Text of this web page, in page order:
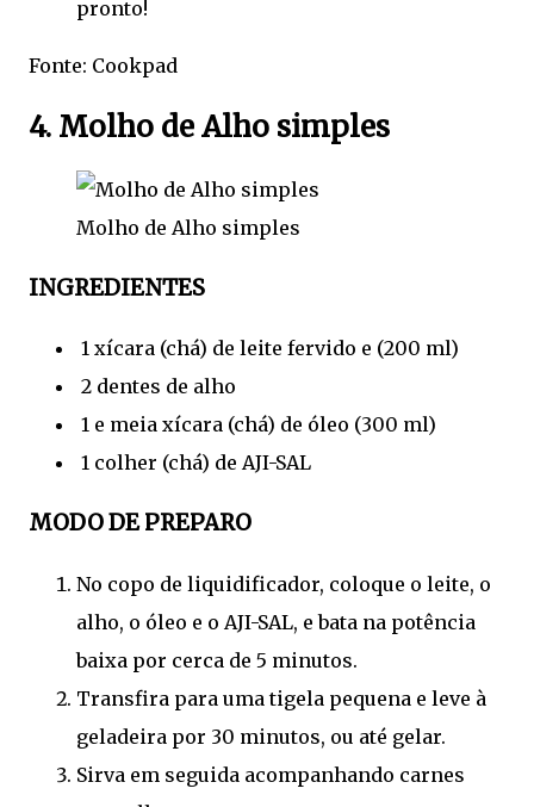
pronto!
Fonte: Cookpad
4. Molho de Alho simples
Molho de Alho simples
INGREDIENTES
1 xícara (chá) de leite fervido e (200 ml)
2 dentes de alho
1 e meia xícara (chá) de óleo (300 ml)
1 colher (chá) de AJI-SAL
MODO DE PREPARO
No copo de liquidificador, coloque o leite, o
alho, o óleo e o AJI-SAL, e bata na potência
baixa por cerca de 5 minutos.
Transfira para uma tigela pequena e leve à
geladeira por 30 minutos, ou até gelar.
Sirva em seguida acompanhando carnes